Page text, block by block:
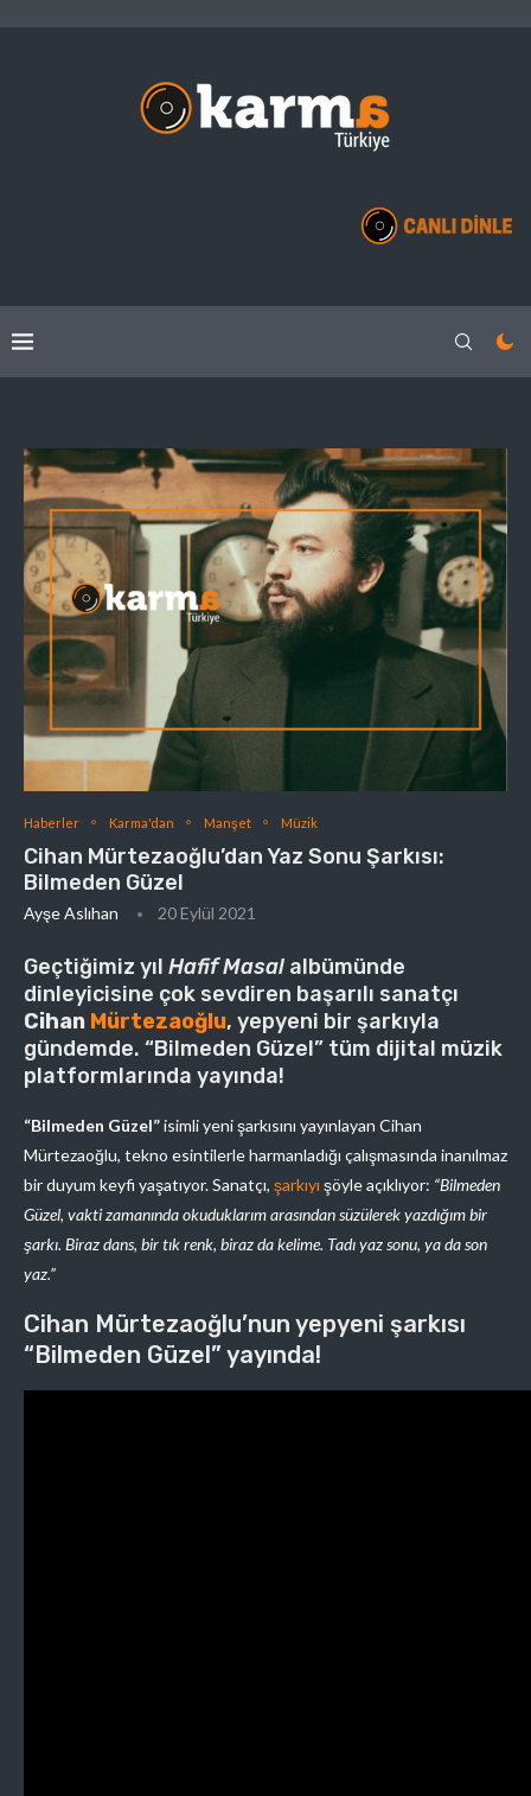
Haberler Karma'dan Manşet Müzik
Cihan Mürtezaoğlu’dan Yaz Sonu Şarkısı:
Bilmeden Güzel
Ayşe Aslıhan 20 Eylül 2021
Geçtiğimiz yıl Hafif Masal albümünde
dinleyicisine çok sevdiren başarılı sanatçı
Cihan Mürtezaoğlu, yepyeni bir şarkıyla
gündemde. “Bilmeden Güzel” tüm dijital müzik
platformlarında yayında!
“Bilmeden Güzel”isimli yeni şarkısını yayınlayan Cihan
Mürtezaoğlu, tekno esintilerle harmanladığı çalışmasında inanılmaz
bir duyum keyfi yaşatıyor. Sanatçı, şarkıyı şöyle açıklıyor: “Bilmeden
Güzel, vakti zamanında okuduklarım arasından süzülerek yazdığım bir
şarkı. Biraz dans, bir tık renk, biraz da kelime. Tadı yaz sonu, ya da son
yaz.”
Cihan Mürtezaoğlu’nun yepyeni şarkısı
“Bilmeden Güzel” yayında!